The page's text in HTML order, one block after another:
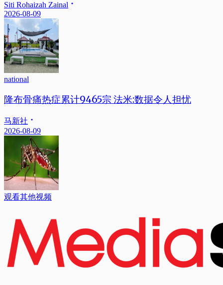
Siti Rohaizah Zainal
2026-08-09
national
隆布骨痛热症累计9465宗 法米:数据令人担忧
马新社
2026-08-09
观看其他视频